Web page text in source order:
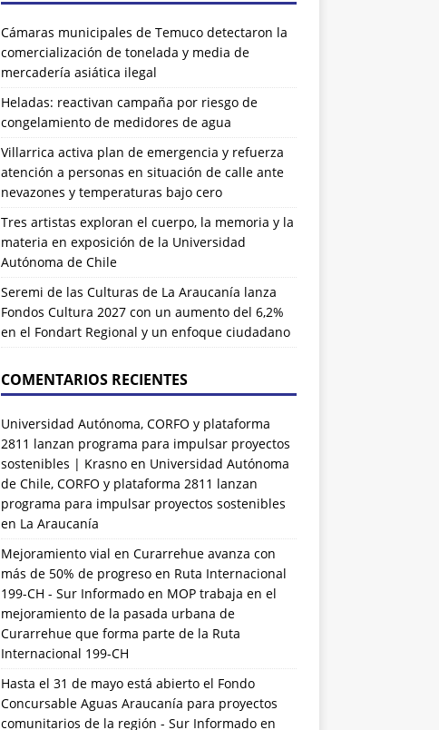
Cámaras municipales de Temuco detectaron la
comercialización de tonelada y media de
mercadería asiática ilegal
Heladas: reactivan campaña por riesgo de
congelamiento de medidores de agua
Villarrica activa plan de emergencia y refuerza
atención a personas en situación de calle ante
nevazones y temperaturas bajo cero
Tres artistas exploran el cuerpo, la memoria y la
materia en exposición de la Universidad
Autónoma de Chile
Seremi de las Culturas de La Araucanía lanza
Fondos Cultura 2027 con un aumento del 6,2%
en el Fondart Regional y un enfoque ciudadano
COMENTARIOS RECIENTES
Universidad Autónoma, CORFO y plataforma
2811 lanzan programa para impulsar proyectos
sostenibles | Krasnoen Universidad Autónoma
de Chile, CORFO y plataforma 2811 lanzan
programa para impulsar proyectos sostenibles
en La Araucanía
Mejoramiento vial en Curarrehue avanza con
más de 50% de progreso en Ruta Internacional
199-CH - Sur Informadoen MOP trabaja en el
mejoramiento de la pasada urbana de
Curarrehue que forma parte de la Ruta
Internacional 199-CH
Hasta el 31 de mayo está abierto el Fondo
Concursable Aguas Araucanía para proyectos
comunitarios de la región - Sur Informadoen